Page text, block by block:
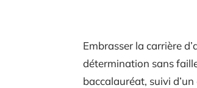
Embrasser la carrière
détermination sans
baccalauréat, suivi